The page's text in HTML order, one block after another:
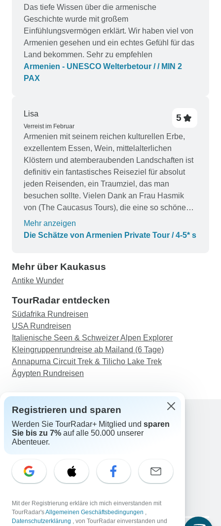
Das tiefe Wissen über die armenische
Geschichte wurde mit großem
Einfühlungsvermögen erklärt. Wir haben viel von
Armenien gesehen und ein echtes Gefühl für das
Land bekommen. Sehr zu empfehlen
Armenien - UNESCO Welterbetour / / MIN 2
PAX
Lisa
Verreist im Februar
5
Armenien mit seinem reichen kulturellen Erbe,
exzellentem Essen, Wein, mittelalterlichen
Klöstern und atemberaubenden Landschaften ist
definitiv ein fantastisches Reiseziel für absolut
jeden Reisenden, ein Traumziel, das man
besuchen sollte. Vielen Dank an Frau Hasmik
von (The Caucasus Tours), die eine so schöne
Reiseroute mit der perfekten Mischung aus
wichtigen historischen Stätten, Natur, Essen und
(Mariam Ghazarian) hatten, die sehr professionell
und kenntnisreich war und ein faszinierendes,
Armeniens hatte. Die Tour umfasste die
berühmtesten und kulturell bedeutendsten Stätten
Armeniens, darunter auch einige sehr
einzigartige und abseits der üblichen Pfade
gelegene Orte. Mariam hat immer dafür gesorgt,
dass wir das beste Erlebnis hatten und war
flexibel, was den Zeitplan anging. Vielen Dank an
einmalige Erlebnis.
Mehr anzeigen
Die Schätze von Armenien Private Tour / 4-5* s
Mehr über Kaukasus
Antike Wunder
TourRadar entdecken
Südafrika Rundreisen
USA Rundreisen
Italienische Seen & Schweizer Alpen Explorer
Kleingruppenrundreise ab Mailand (6 Tage)
Annapurna Circuit Trek & Tilicho Lake Trek
Ägypten Rundreisen
Support
Kontakt
Schweiz +41 225 183 195
E-Mail: support@tourradar.com
EN DE ES FR NL
Copyright © TourRadar. Alle Rechte vorbehalten.
Registrieren und sparen
Werden Sie TourRadar+ Mitglied und sparen
Sie bis zu 7% auf alle 50.000 unserer
Abenteuer.
Mit der Registrierung erkläre ich mich einverstanden mit
TourRadar'sAllgemeinen Geschäftsbedingungen ,
Datenschutzerklärung , von TourRadar einverstanden und